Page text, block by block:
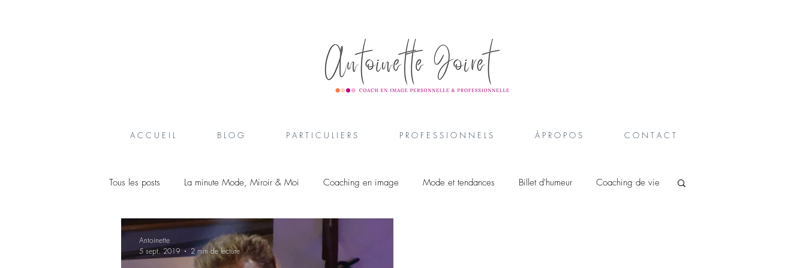
A C C U E I L B L O G P A R T I C U L I E R S P R O F E S S I O N N E L S À P R O P O S C O N T A C T
Tous les posts La minute Mode, Miroir & Moi Coaching en image Mode et tendances Billet d'humeur Coaching de vie
Créateurs belges
Antoinette
5 sept. 2019
2 min de lecture